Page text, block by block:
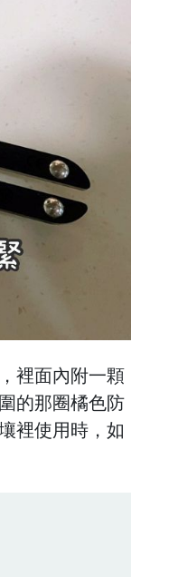
裡面內附一顆
的那圈橘色防
裡使用時，如